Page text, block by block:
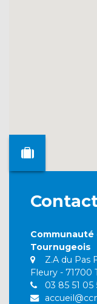
Communauté
Tournugeois
Z.A du Pas
Fleury - 71700
03 85 51 05